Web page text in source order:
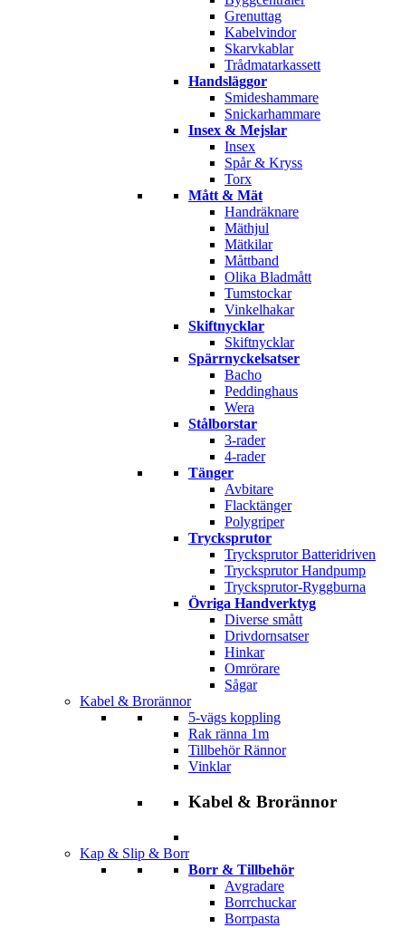
Grenuttag
Kabelvindor
Skarvkablar
Trådmatarkassett
Handsläggor
Smideshammare
Snickarhammare
Insex & Mejslar
Insex
Spår & Kryss
Torx
Mått & Mät
Handräknare
Mäthjul
Mätkilar
Måttband
Olika Bladmått
Tumstockar
Vinkelhakar
Skiftnycklar
Skiftnycklar
Spärrnyckelsatser
Bacho
Peddinghaus
Wera
Stålborstar
3-rader
4-rader
Tänger
Avbitare
Flacktänger
Polygriper
Trycksprutor
Trycksprutor Batteridriven
Trycksprutor Handpump
Trycksprutor-Ryggburna
Övriga Handverktyg
Diverse smått
Drivdornsatser
Hinkar
Omrörare
Sågar
Kabel & Brorännor
5-vägs koppling
Rak ränna 1m
Tillbehör Rännor
Vinklar
Kabel & Brorännor
Kap & Slip & Borr
Borr & Tillbehör
Avgradare
Borrchuckar
Borrpasta